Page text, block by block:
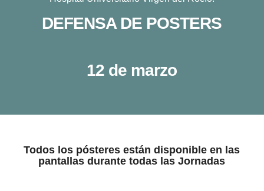
DEFENSA DE POSTERS
12 de marzo
Todos los pósteres están disponible en las
pantallas durante todas las Jornadas